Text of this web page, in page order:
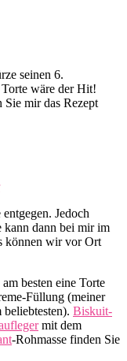
seinen 6.
wäre der Hit!
Sie mir das Rezept
Jedoch
kann dann bei mir im
können wir vor Ort
besten eine Torte
Füllung (meiner
Biskuit-
mit dem
-Rohmasse finden Sie